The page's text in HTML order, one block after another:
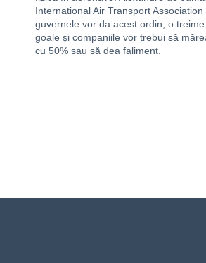
International Air Transport
guvernele vor da acest ordin, o
goale și companiile vor trebui să
cu 50% sau să dea faliment.